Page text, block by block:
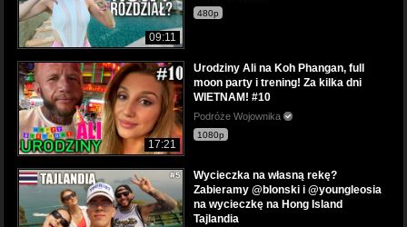
09:11
480p
17:21
Urodziny Ali na Koh Phangan, full
moon party i trening! Za kilka dni
WIETNAM! #10
Podróże Wojownika
1080p
Wycieczka na własną rekę?
Zabieramy @blonski i @youngleosia
na wycieczkę na Hong Island
Tajlandia